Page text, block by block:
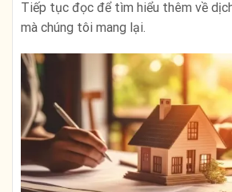
Tiếp tục đọc để tìm hiểu thêm về
mà chúng tôi mang lại.